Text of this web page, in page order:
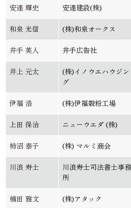
安達 輝史 安達建設(株)
和泉 光信 (株)和泉オークス
井手 英人 井手広告社
井上 元太
(株)イノウエハウジン
グ
伊福 浩 (株)伊福穀粉工場
上田 保治 ニューウエダ (株)
柿沼 泰子 (株) マルミ商会
川浪 寿士
川浪寿士司法書士事務
所
楠田 雅文 (株)アタック